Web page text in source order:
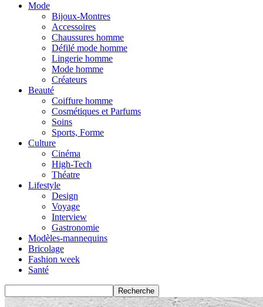
Mode
Bijoux-Montres
Accessoires
Chaussures homme
Défilé mode homme
Lingerie homme
Mode homme
Créateurs
Beauté
Coiffure homme
Cosmétiques et Parfums
Soins
Sports, Forme
Culture
Cinéma
High-Tech
Théatre
Lifestyle
Design
Voyage
Interview
Gastronomie
Modèles-mannequins
Bricolage
Fashion week
Santé